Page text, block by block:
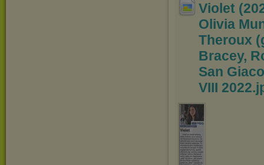
Violet
Olivia
Theroux
Bracey,
San
VIII 2022